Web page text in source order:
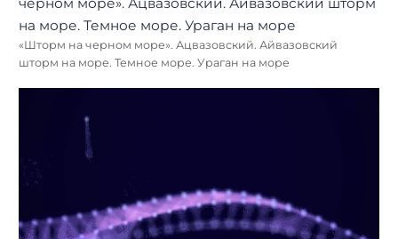
«Шторм на черном море». Ацвазовский. Айвазовский
шторм на море. Темное море. Ураган на море